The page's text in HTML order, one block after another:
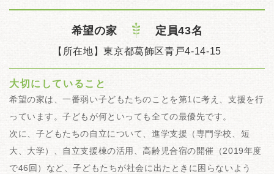
希望の家 定員43名
【所在地】東京都葛飾区青戸4-14-15
大切にしていること
希望の家は、一番弱い子どもたちのことを第1に考え、支援を行
っています。子どもが何といっても全ての最優先です。
次に、子どもたちの自立について、進学支援（専門学校、短
大、大学）、自立支援棟の活用、高齢児合宿の開催（2019年度
で46回）など、子どもたちが社会に出たときに困らないよう